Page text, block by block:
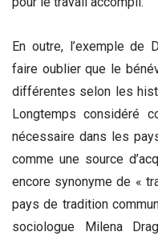
En outre, l’exemple de
faire oublier que le
différentes selon les
Longtemps considéré
nécessaire dans les
comme une source
encore synonyme de «
pays de tradition
sociologue Milena